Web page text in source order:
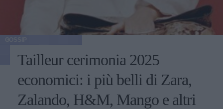
Tailleur cerimonia 2025
economici: i più belli di Zara,
Zalando, H&M, Mango e altri